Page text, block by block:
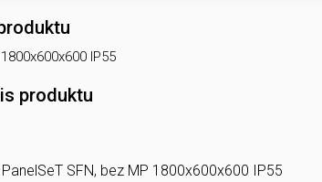
IP55
produktu
SFN, bez MP 1800x600x600 IP55